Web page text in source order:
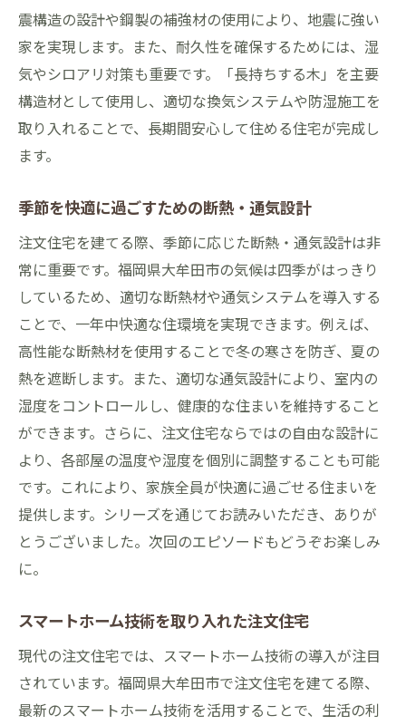
震構造の設計や鋼製の補強材の使用により、地震に強い
家を実現します。また、耐久性を確保するためには、湿
気やシロアリ対策も重要です。「長持ちする木」を主要
構造材として使用し、適切な換気システムや防湿施工を
取り入れることで、長期間安心して住める住宅が完成し
ます。
季節を快適に過ごすための断熱・通気設計
注文住宅を建てる際、季節に応じた断熱・通気設計は非
常に重要です。福岡県大牟田市の気候は四季がはっきり
しているため、適切な断熱材や通気システムを導入する
ことで、一年中快適な住環境を実現できます。例えば、
高性能な断熱材を使用することで冬の寒さを防ぎ、夏の
熱を遮断します。また、適切な通気設計により、室内の
湿度をコントロールし、健康的な住まいを維持すること
ができます。さらに、注文住宅ならではの自由な設計に
より、各部屋の温度や湿度を個別に調整することも可能
です。これにより、家族全員が快適に過ごせる住まいを
提供します。シリーズを通じてお読みいただき、ありが
とうございました。次回のエピソードもどうぞお楽しみ
に。
スマートホーム技術を取り入れた注文住宅
現代の注文住宅では、スマートホーム技術の導入が注目
されています。福岡県大牟田市で注文住宅を建てる際、
最新のスマートホーム技術を活用することで、生活の利